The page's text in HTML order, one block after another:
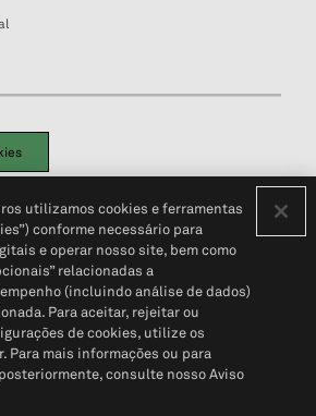
de privacidade do cliente (em inglês)
Pessoais© 2026 S&P Global
utilizamos cookies e ferramentas
conforme necessário para
e operar nosso site, bem como
relacionadas a
(incluindo análise de dados)
Para aceitar, rejeitar ou
de cookies, utilize os
Para mais informações ou para
consulte nosso Aviso